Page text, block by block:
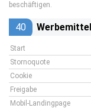
beschäftigen.
40 Werbemittel
Start
Stornoquote
Cookie
Freigabe
Mobil-Landingpage